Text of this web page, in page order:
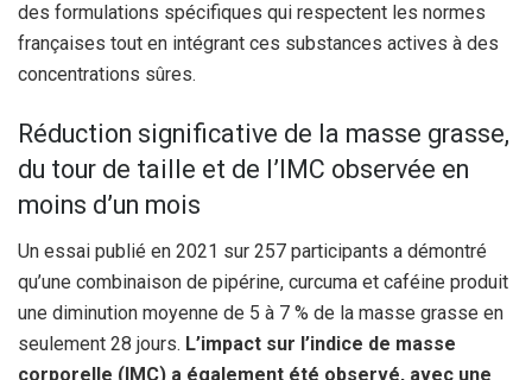
des formulations spécifiques qui respectent les normes
françaises tout en intégrant ces substances actives à des
concentrations sûres.
Réduction significative de la masse grasse,
du tour de taille et de l’IMC observée en
moins d’un mois
Un essai publié en 2021 sur 257 participants a démontré
qu’une combinaison de pipérine, curcuma et caféine produit
une diminution moyenne de 5 à 7 % de la masse grasse en
seulement 28 jours. L’impact sur l’indice de masse
corporelle (IMC) a également été observé, avec une